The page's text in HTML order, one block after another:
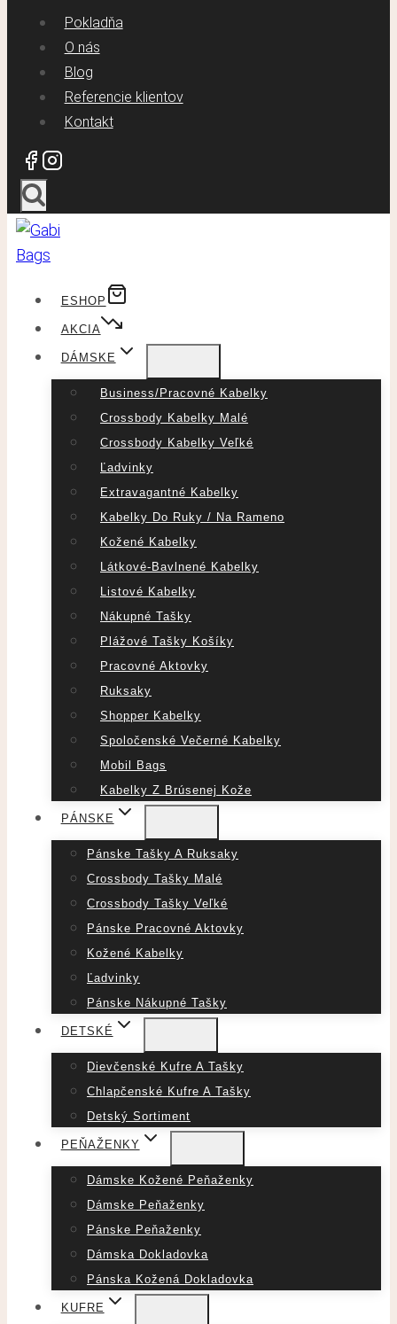
Pokladňa
O nás
Blog
Referencie klientov
Kontakt
ESHOP
AKCIA
DÁMSKE
Business/pracovné Kabelky
Crossbody Kabelky Malé
Crossbody Kabelky Veľké
Ľadvinky
Extravagantné Kabelky
Kabelky Do Ruky / Na Rameno
Kožené Kabelky
Látkové-Bavlnené Kabelky
Listové Kabelky
Nákupné Tašky
Plážové Tašky Košíky
Pracovné Aktovky
Ruksaky
Shopper Kabelky
Spoločenské Večerné Kabelky
Mobil Bags
Kabelky Z Brúsenej Kože
PÁNSKE
Pánske Tašky A Ruksaky
Crossbody Tašky Malé
Crossbody Tašky Veľké
Pánske Pracovné Aktovky
Kožené Kabelky
Ľadvinky
Pánske Nákupné Tašky
DETSKÉ
Dievčenské Kufre A Tašky
Chlapčenské Kufre A Tašky
Detský Sortiment
PEŇAŽENKY
Dámske Kožené Peňaženky
Dámske Peňaženky
Pánske Peňaženky
Dámska Dokladovka
Pánska Kožená Dokladovka
KUFRE